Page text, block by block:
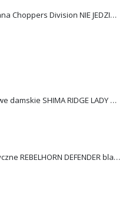
Chusta bawełniana Choppers Division NIE JEDZIESZ NIE ŻYJESZ
Spodnie jeansowe damskie SHIMA RIDGE LADY blue
Rękawice turystyczne REBELHORN DEFENDER black yellow fluo